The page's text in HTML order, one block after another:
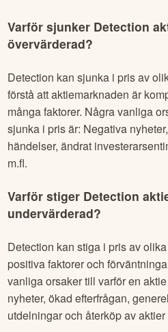
Varför sjunker Detection
övervärderad?
Detection kan sjunka i pris av
förstå att aktiemarknaden är
många faktorer. Några vanliga
sjunka i pris är: Negativa
händelser, ändrat
m.fl.
Varför stiger Detection
undervärderad?
Detection kan stiga i pris av
positiva faktorer och
vanliga orsaker till varför en
nyheter, ökad efterfrågan,
utdelningar och återköp av aktier